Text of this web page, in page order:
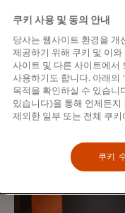
있습니다. 직
보장하는 것은
발전을 이룰
거시경제 데이터 이
도움이 되는지세계은
쿠키 사용 및 동의 안내
당사는 웹사이트 환경을 개
제공하기 위해 쿠키 및 이
사이트 및 다른 사이트에서
사용하기도 합니다. 아래의
목적을 확인하실 수 있습니
있습니다)을 통해 언제든지
제외한 일부 또는 전체 쿠
쿠키